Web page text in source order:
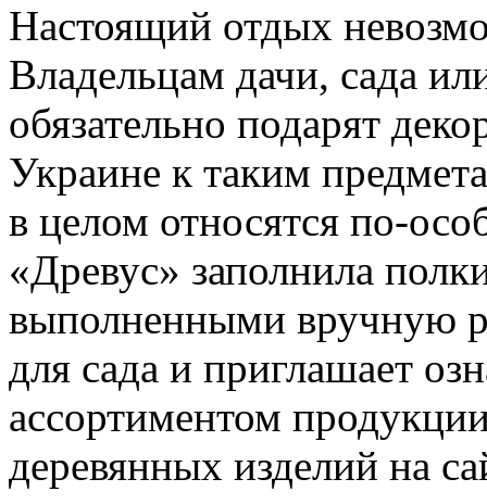
Настоящий отдых
Владельцам дачи, сада
обязательно подарят
Украине к таким
в целом относятся по-
«Древус» заполнила
выполненными вручную
для сада и приглашает
ассортиментом
деревянных изделий на